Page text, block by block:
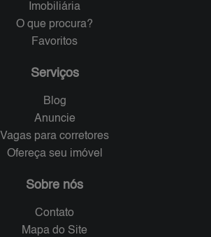
Imobiliária
O que procura?
Favoritos
Serviços
Blog
Anuncie
Vagas para corretores
Ofereça seu imóvel
Sobre nós
Contato
Mapa do Site